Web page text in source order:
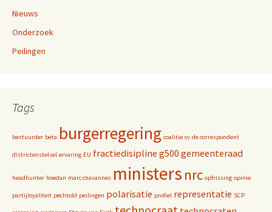
Nieuws
Onderzoek
Peilingen
Tags
bestuurder beta burgerregering coalitie cv de correspondent
districtenstelsel ervaring EU fractiedisipline g500 gemeenteraad
headhunter hoedan marc chavannes ministers nrc opfrissing opinie
partijloyaliteit pechtold peilingen polarisatie profiel representatie SCP